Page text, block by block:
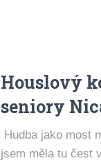
Houslový
seniory
Hudba jako most
jsem měla tu čest